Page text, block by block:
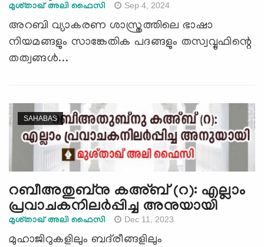
മുശ്താഖ് അലി ഫൈസി Sep 4, 2024
അറബി വ്യാകരണ ശാസ്ത്രത്തിലെ ഭാഷാ
നിയമങ്ങളും സാങ്കേതിക പദങ്ങളും തസ്വവ്വുഫിന്റെ
തത്വങ്ങൾ...
SAHABAS
റബീഅതുബ്‌നു കഅ്ബ് (റ): എല്ലാം
പ്രവാചകനിലര്‍പ്പിച്ച അനുയായി
മുശ്താഖ് അലി ഫൈസി Dec 11, 2023
മുഹാജിറുകളിലും ബദ്‌രീങ്ങളിലും